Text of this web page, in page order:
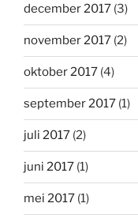
december 2017 (3)
november 2017 (2)
oktober 2017 (4)
september 2017 (1)
juli 2017 (2)
juni 2017 (1)
mei 2017 (1)